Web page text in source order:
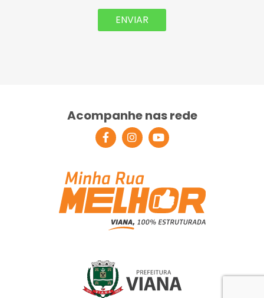
Acompanhe nas rede